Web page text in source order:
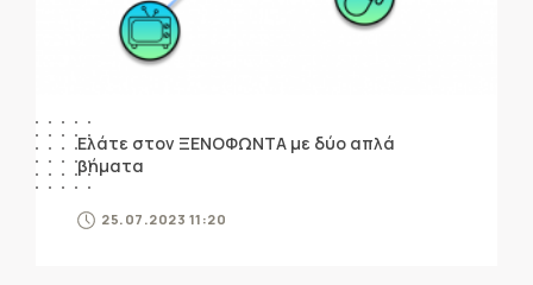
Ελάτε στον ΞΕΝΟΦΩΝΤΑ με δύο απλά
βήματα
25.07.2023 11:20